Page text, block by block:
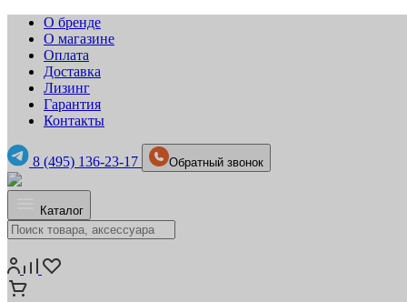
О бренде
О магазине
Оплата
Доставка
Лизинг
Гарантия
Контакты
8 (495) 136-23-17 Обратный звонок
Каталог